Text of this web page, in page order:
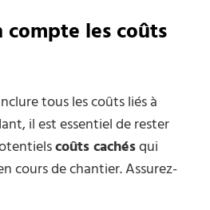
compte les coûts
tous les coûts liés à
il est essentiel de rester
coûts cachésqui
cours de chantier. Assurez-